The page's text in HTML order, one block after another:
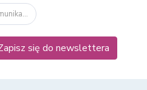
się do newslettera